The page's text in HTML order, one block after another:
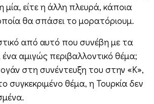
μία, είτε η άλλη πλευρά, κάποια
θα σπάσει το μορατόριουμ.
από αυτό που συνέβη με τα
αμιγώς περιβαλλοντικό θέμα;
στη συνέντευξη του στην «Κ»,
συγκεκριμένο θέμα, η Τουρκία δεν